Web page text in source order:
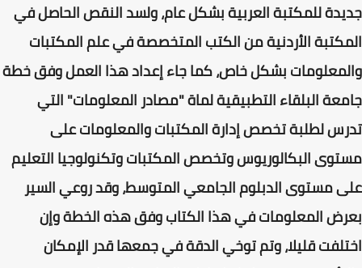
جديدة للمكتبة العربية بشكل عام، ولسد النقص الحاصل في
المكتبة الأردنية من الكتب المتخصصة في علم المكتبات
والمعلومات بشكل خاص، كما جاء إعداد هذا العمل وفق خطة
جامعة البلقاء التطبيقية لماة "مصادر المعلومات" التي
تدرس لطلبة تخصص إدارة المكتبات والمعلومات على
مستوى البكالوريوس وتخصص المكتبات وتكنولوجيا التعليم
على مستوى الدبلوم الجامعي المتوسط، وقد روعي السير
بعرض المعلومات في هذا الكتاب وفق هذه الخطة وإن
اختلفت قليلا، وتم توخي الدقة في جمعها قدر الإمكان